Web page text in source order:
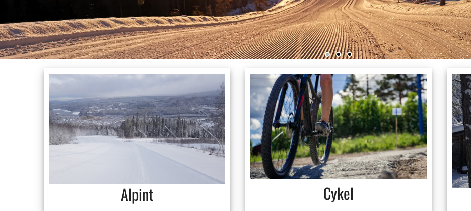
Alpint Cykel